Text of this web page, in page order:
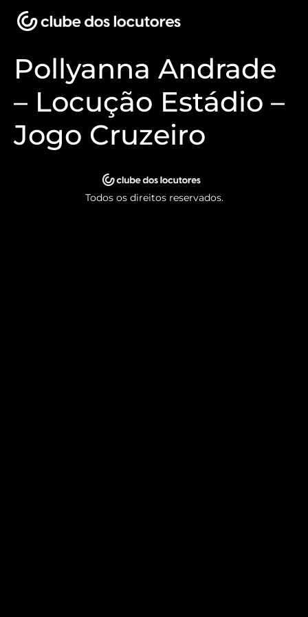
Pollyanna Andrade
– Locução Estádio –
Jogo Cruzeiro
Todos os direitos reservados.